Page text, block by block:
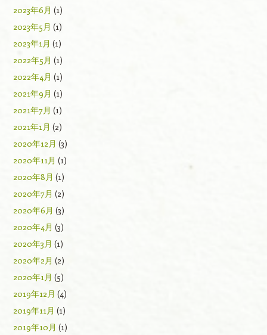
2023年6月 (1)
2023年5月 (1)
2023年1月 (1)
2022年5月 (1)
2022年4月 (1)
2021年9月 (1)
2021年7月 (1)
2021年1月 (2)
2020年12月 (3)
2020年11月 (1)
2020年8月 (1)
2020年7月 (2)
2020年6月 (3)
2020年4月 (3)
2020年3月 (1)
2020年2月 (2)
2020年1月 (5)
2019年12月 (4)
2019年11月 (1)
2019年10月 (1)